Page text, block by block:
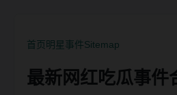
首页明星事件Sitemap
最新网红吃瓜事件